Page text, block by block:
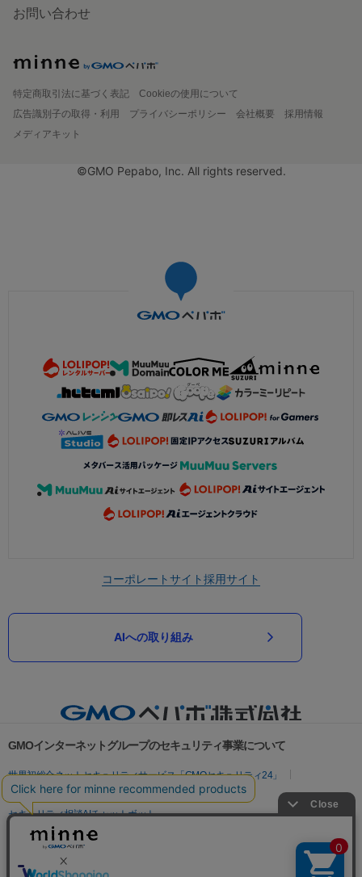
お問い合わせ
特定商取引法に基づく表記
Cookieの使用について
広告識別子の取得・利用
プライバシーポリシー 会社概要
採用情報
メディアキット
©GMO Pepabo, Inc. All rights reserved.
コーポレートサイト採用サイト
AIへの取り組み
GMOインターネットグループのセキュリティ事業について
世界初総合ネットセキュリティサービス「GMOセキュリティ24」
パスワード漏洩診断
Webサイトリスク診断
セキュリティ相談AIチャットボット
実在証明・盗聴対策
サイバー攻撃対策（GMO Flatt Security）